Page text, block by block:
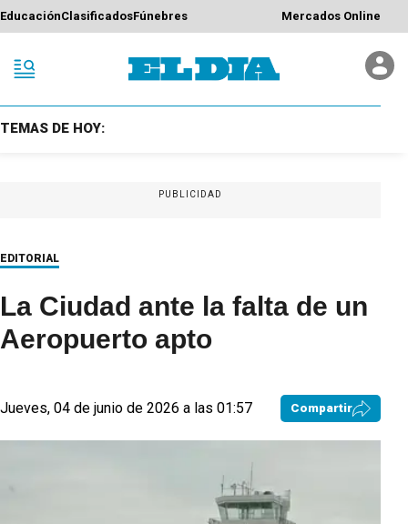
EducaciónClasificadosFúnebres Mercados Online
TEMAS DE HOY:
PUBLICIDAD
EDITORIAL
La Ciudad ante la falta de un
Aeropuerto apto
Jueves, 04 de junio de 2026 a las 01:57 Compartir